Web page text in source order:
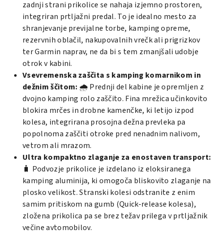
zadnji strani prikolice se nahaja izjemno prostoren,
integriran prtljažni predal. To je idealno mesto za
shranjevanje previjalne torbe, kamping opreme,
rezervnih oblačil, nakupovalnih vrečk ali prigrizkov
ter Garmin naprav, ne da bi s tem zmanjšali udobje
otrok v kabini.
Vsevremenska zaščita s kamping komarnikom in
dežnim ščitom: 🌧️ Prednji del kabine je opremljen z
dvojno kamping rolo zaščito. Fina mrežica učinkovito
blokira mrčes in drobne kamenčke, ki letijo izpod
kolesa, integrirana prosojna dežna prevleka pa
popolnoma zaščiti otroke pred nenadnim nalivom,
vetrom ali mrazom.
Ultra kompaktno zlaganje za enostaven transport:
🧳 Podvozje prikolice je izdelano iz eloksiranega
kamping aluminija, ki omogoča bliskovito zlaganje na
plosko velikost. Stranski kolesi odstranite z enim
samim pritiskom na gumb (Quick-release kolesa),
zložena prikolica pa se brez težav prilega v prtljažnik
večine avtomobilov.